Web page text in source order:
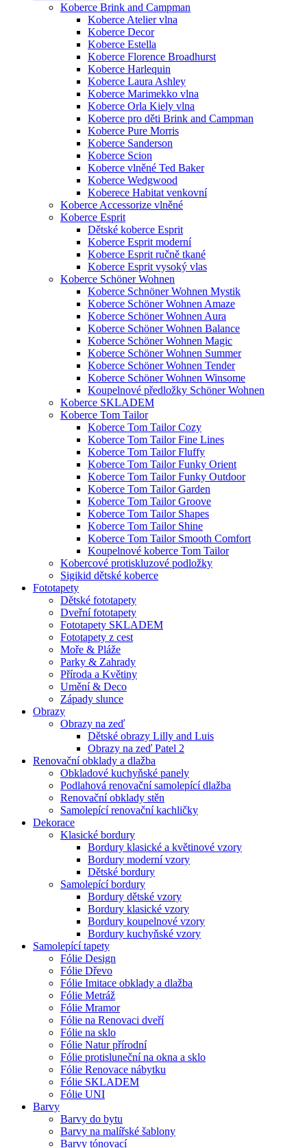
Koberce Brink and Campman
Koberce Atelier vlna
Koberce Decor
Koberce Estella
Koberce Florence Broadhurst
Koberce Harlequin
Koberce Laura Ashley
Koberce Marimekko vlna
Koberce Orla Kiely vlna
Koberce pro děti Brink and Campman
Koberce Pure Morris
Koberce Sanderson
Koberce Scion
Koberce vlněné Ted Baker
Koberce Wedgwood
Koberece Habitat venkovní
Koberce Accessorize vlněné
Koberce Esprit
Dětské koberce Esprit
Koberce Esprit moderní
Koberce Esprit ručně tkané
Koberce Esprit vysoký vlas
Koberce Schöner Wohnen
Koberce Schnöner Wohnen Mystik
Koberce Schöner Wohnen Amaze
Koberce Schöner Wohnen Aura
Koberce Schöner Wohnen Balance
Koberce Schöner Wohnen Magic
Koberce Schöner Wohnen Summer
Koberce Schöner Wohnen Tender
Koberce Schöner Wohnen Winsome
Koupelnové předložky Schöner Wohnen
Koberce SKLADEM
Koberce Tom Tailor
Koberce Tom Tailor Cozy
Koberce Tom Tailor Fine Lines
Koberce Tom Tailor Fluffy
Koberce Tom Tailor Funky Orient
Koberce Tom Tailor Funky Outdoor
Koberce Tom Tailor Garden
Koberce Tom Tailor Groove
Koberce Tom Tailor Shapes
Koberce Tom Tailor Shine
Koberce Tom Tailor Smooth Comfort
Koupelnové koberce Tom Tailor
Kobercové protiskluzové podložky
Sigikid dětské koberce
Fototapety
Dětské fototapety
Dveřní fototapety
Fototapety SKLADEM
Fototapety z cest
Moře & Pláže
Parky & Zahrady
Příroda a Květiny
Umění & Deco
Západy slunce
Obrazy
Obrazy na zeď
Dětské obrazy Lilly and Luis
Obrazy na zeď Patel 2
Renovační obklady a dlažba
Obkladové kuchyňské panely
Podlahová renovační samolepící dlažba
Renovační obklady stěn
Samolepící renovační kachličky
Dekorace
Klasické bordury
Bordury klasické a květinové vzory
Bordury moderní vzory
Dětské bordury
Samolepící bordury
Bordury dětské vzory
Bordury klasické vzory
Bordury koupelnové vzory
Bordury kuchyňské vzory
Samolepící tapety
Fólie Design
Fólie Dřevo
Fólie Imitace obklady a dlažba
Fólie Metráž
Fólie Mramor
Fólie na Renovaci dveří
Fólie na sklo
Fólie Natur přírodní
Fólie protisluneční na okna a sklo
Fólie Renovace nábytku
Fólie SKLADEM
Fólie UNI
Barvy
Barvy do bytu
Barvy na malířské šablony
Barvy tónovací